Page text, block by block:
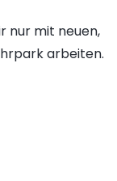
nur mit neuen,
arbeiten.